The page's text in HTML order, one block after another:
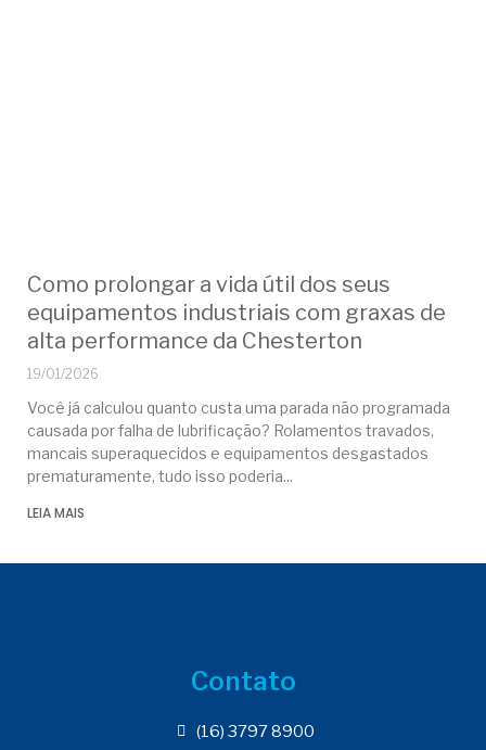
Como prolongar a vida útil dos seus
equipamentos industriais com graxas de
alta performance da Chesterton
19/01/2026
Você já calculou quanto custa uma parada não programada
causada por falha de lubrificação? Rolamentos travados,
mancais superaquecidos e equipamentos desgastados
prematuramente, tudo isso poderia
LEIA MAIS
Contato
(16) 3797 8900